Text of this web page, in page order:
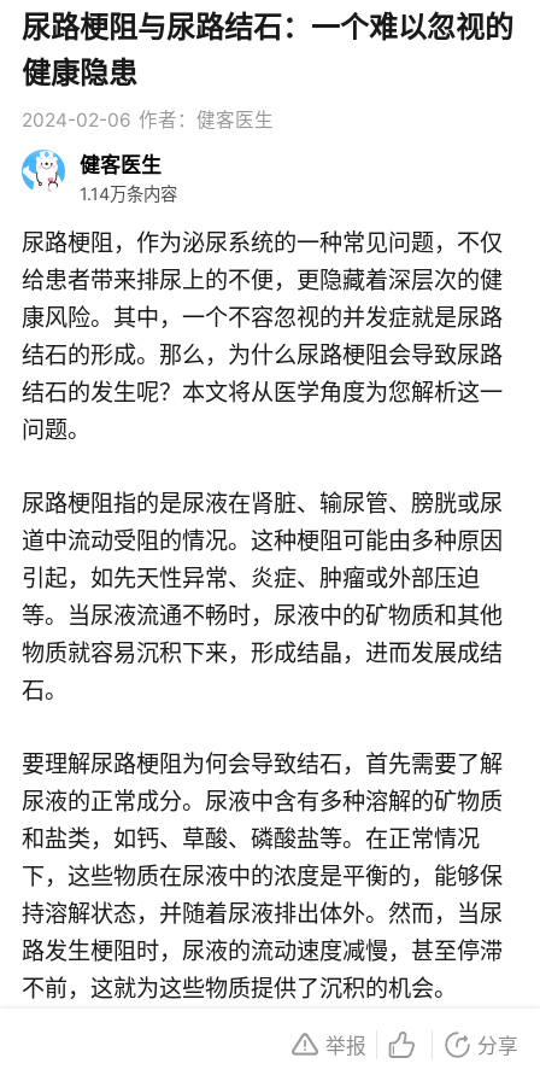
尿路梗阻与尿路结石：一个难以忽视的
健康隐患
2024-02-06 作者：健客医生
健客医生
1.14万条内容
尿路梗阻，作为泌尿系统的一种常见问题，不仅
给患者带来排尿上的不便，更隐藏着深层次的健
康风险。其中，一个不容忽视的并发症就是尿路
结石的形成。那么，为什么尿路梗阻会导致尿路
结石的发生呢？本文将从医学角度为您解析这一
问题。
尿路梗阻指的是尿液在肾脏、输尿管、膀胱或尿
道中流动受阻的情况。这种梗阻可能由多种原因
引起，如先天性异常、炎症、肿瘤或外部压迫
等。当尿液流通不畅时，尿液中的矿物质和其他
物质就容易沉积下来，形成结晶，进而发展成结
石。
要理解尿路梗阻为何会导致结石，首先需要了解
尿液的正常成分。尿液中含有多种溶解的矿物质
和盐类，如钙、草酸、磷酸盐等。在正常情况
下，这些物质在尿液中的浓度是平衡的，能够保
持溶解状态，并随着尿液排出体外。然而，当尿
路发生梗阻时，尿液的流动速度减慢，甚至停滞
不前，这就为这些物质提供了沉积的机会。
沉积下来的矿物质和盐类会逐渐形成微小的结晶
举报 分享